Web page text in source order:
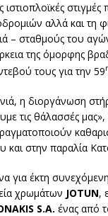
ιστιοπλοϊκές
αλλά και τη
– σταθμούς του
της όμορφης
τους για την 59
η διοργάνωση
τις θάλασσές
και στην παραλία
για έκτη
χρωμάτων JOTUN,
S.A. ένας από